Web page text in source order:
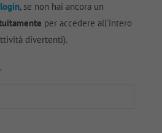
, se non hai ancora un
per accedere all'intero
divertenti).
*